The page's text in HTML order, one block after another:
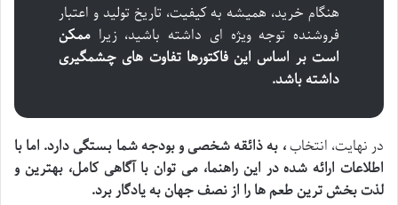
هنگام خرید، همیشه به کیفیت، تاریخ تولید و اعتبار
فروشنده توجه ویژه ای داشته باشید، زیرا ممکن
است بر اساس این فاکتورها تفاوت های چشمگیری
داشته باشد.
در نهایت، انتخاب، به ذائقه شخصی و بودجه شما بستگی دارد. اما با
اطلاعات ارائه شده در این راهنما، می توان با آگاهی کامل، بهترین و
لذت بخش ترین طعم ها را از نصف جهان به یادگار برد.